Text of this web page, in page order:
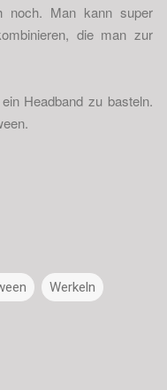
noch. Man kann super
die man zur
Headband zu basteln.
Werkeln